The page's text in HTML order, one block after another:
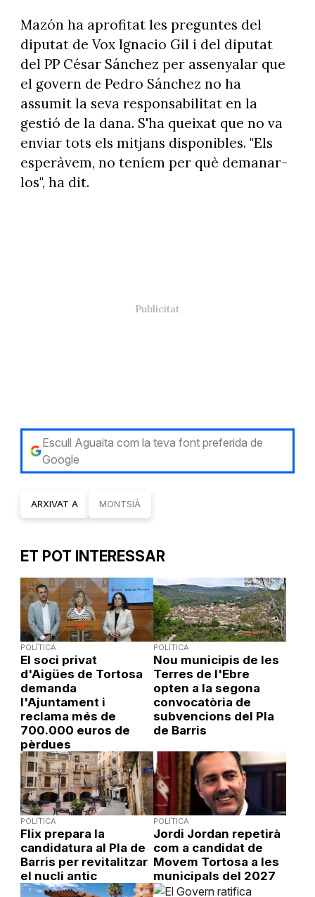
Mazón ha aprofitat les preguntes del
diputat de Vox Ignacio Gil i del diputat
del PP César Sánchez per assenyalar que
el govern de Pedro Sánchez no ha
assumit la seva responsabilitat en la
gestió de la dana. S'ha queixat que no va
enviar tots els mitjans disponibles. "Els
esperàvem, no teníem per què demanar-
los", ha dit.
Escull Aguaita com la teva font preferida de
Google
ARXIVAT A MONTSIÀ
ET POT INTERESSAR
POLÍTICA
El soci privat
d'Aigües de Tortosa
demanda
l'Ajuntament i
reclama més de
700.000 euros de
pèrdues
POLÍTICA
Nou municipis de les
Terres de l'Ebre
opten a la segona
convocatòria de
subvencions del Pla
de Barris
POLÍTICA
Flix prepara la
candidatura al Pla de
Barris per revitalitzar
el nucli antic
POLÍTICA
Jordi Jordan repetirà
com a candidat de
Movem Tortosa a les
municipals del 2027